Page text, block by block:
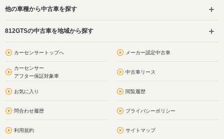
他の車種から中古車を探す
812GTSの中古車を地域から探す
カーセンサートップへ メーカー認定中古車
カーセンサー
アフター保証対象車
中古車リース
お気に入り 閲覧履歴
問合わせ履歴 プライバシーポリシー
利用規約 サイトマップ